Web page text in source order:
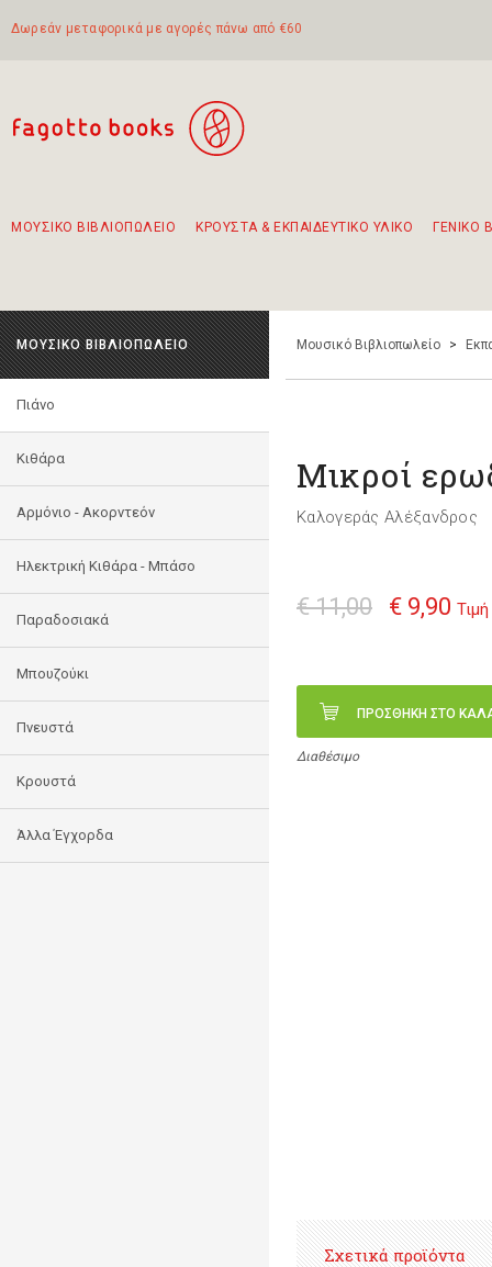
Δωρεάν μεταφορικά με αγορές πάνω από €60
ΜΟΥΣΙΚΟ ΒΙΒΛΙΟΠΩΛΕΙΟ ΚΡΟΥΣΤΑ & ΕΚΠΑΙΔΕΥΤΙΚΟ ΥΛΙΚΟ ΓΕΝΙΚΟ
ΜΟΥΣΙΚΟ ΒΙΒΛΙΟΠΩΛΕΙΟ
Πιάνο
Κιθάρα
Αρμόνιο - Ακορντεόν
Ηλεκτρική Κιθάρα - Μπάσο
Παραδοσιακά
Μπουζούκι
Πνευστά
Κρουστά
Άλλα Έγχορδα
Μουσικό Βιβλιοπωλείο >
Μικροί
Καλογεράς Αλέξανδρος
€ 11,00 € 9,90
ΠΡΟΣΘΗΚΗ ΣΤΟ
Διαθέσιμο
Σχετικά προϊόντα